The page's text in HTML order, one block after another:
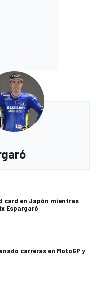
card en Japón mientras
Espargaró
carreras en MotoGP y